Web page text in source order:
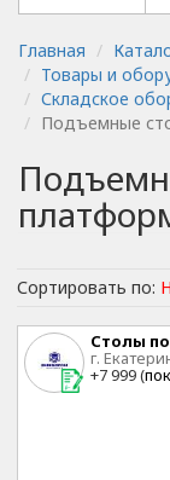
Главная
Товары и
Складское
Подъемные
Сортировать по:
Столы
г.
+7 999 (